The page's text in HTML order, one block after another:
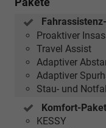
Proaktiver
Travel Assist
Adaptiver
Adaptiver
Stau- und
Komfort-Paket
KESSY